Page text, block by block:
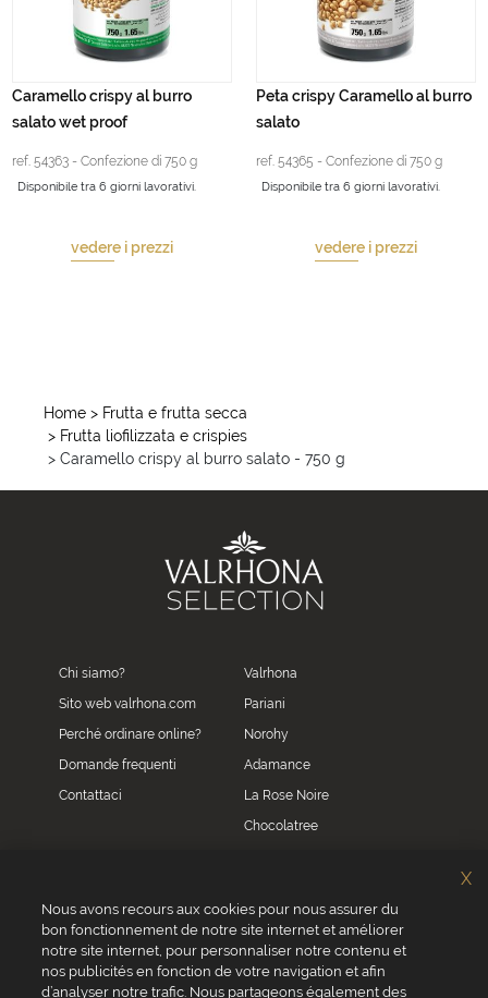
Caramello crispy al burro
salato wet proof
ref. 54363 - Confezione di 750 g
Disponibile tra 6 giorni lavorativi.
vedere i prezzi
Peta crispy Caramello al burro
salato
ref. 54365 - Confezione di 750 g
Disponibile tra 6 giorni lavorativi.
vedere i prezzi
Home > Frutta e frutta secca
> Frutta liofilizzata e crispies
> Caramello crispy al burro salato - 750 g
Chi siamo?
Sito web valrhona.com
Perché ordinare online?
Domande frequenti
Contattaci
Valrhona
Pariani
Norohy
Adamance
La Rose Noire
Chocolatree
Servizio clienti
0039 02 82 94 01 46
Da lunedì a venerdì dalle 8.30 alle 17.30
Nous avons recours aux cookies pour nous assurer du
bon fonctionnement de notre site internet et améliorer
notre site internet, pour personnaliser notre contenu et
nos publicités en fonction de votre navigation et afin
d’analyser notre trafic. Nous partageons également des
X